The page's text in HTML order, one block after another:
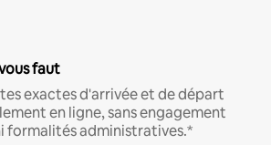
faut
exactes d'arrivée et de départ
en ligne, sans engagement
formalités administratives.*